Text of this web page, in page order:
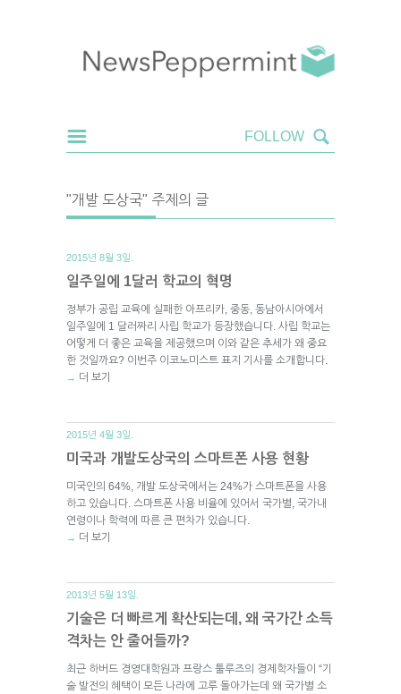
"개발 도상국" 주제의 글
2015년 8월 3일.
일주일에 1달러 학교의 혁명
정부가 공립 교육에 실패한 아프리카, 중동, 동남아시아에서
일주일에 1 달러짜리 사립 학교가 등장했습니다. 사립 학교는
어떻게 더 좋은 교육을 제공했으며 이와 같은 추세가 왜 중요
한 것일까요? 이번주 이코노미스트 표지 기사를 소개합니다.
→ 더 보기
2015년 4월 3일.
미국과 개발도상국의 스마트폰 사용 현황
미국인의 64%, 개발 도상국에서는 24%가 스마트폰을 사용
하고 있습니다. 스마트폰 사용 비율에 있어서 국가별, 국가내
연령이나 학력에 따른 큰 편차가 있습니다.
→ 더 보기
2013년 5월 13일.
기술은 더 빠르게 확산되는데, 왜 국가간 소득
격차는 안 줄어들까?
최근 하버드 경영대학원과 프랑스 툴루즈의 경제학자들이 “기
술 발전의 혜택이 모든 나라에 고루 돌아가는데 왜 국가별 소